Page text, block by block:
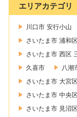
エリアカテゴリ
川口市 安行小山
さいたま市 浦和
さいたま市 西区
久喜市
八潮
さいたま市 大宮
さいたま市 中央
さいたま市 見沼